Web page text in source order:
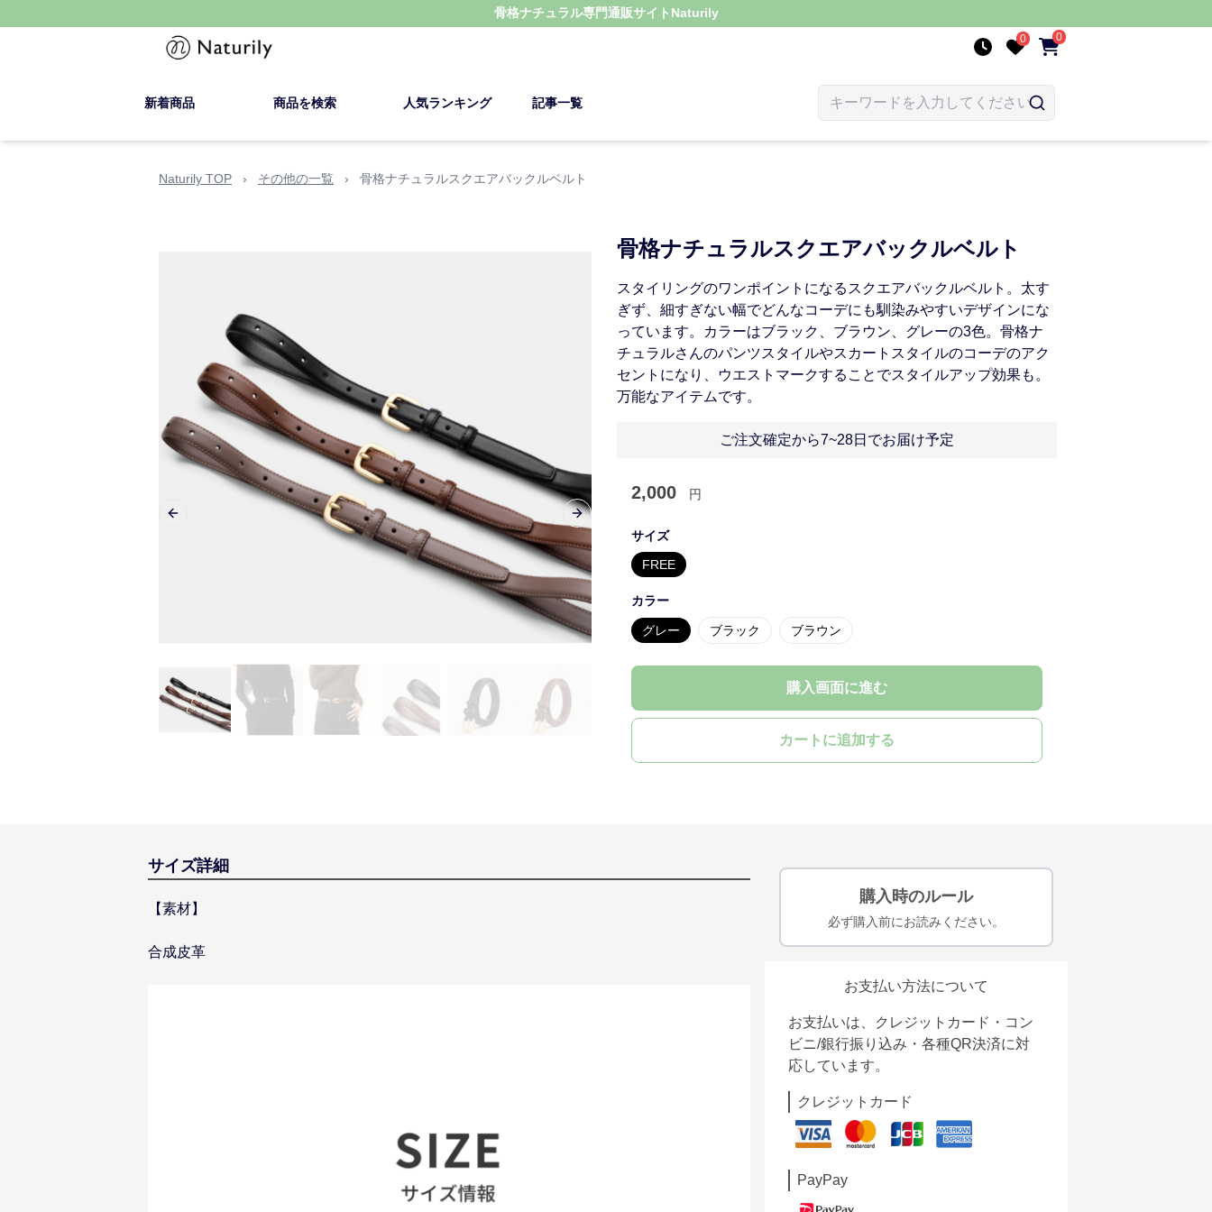
骨格ナチュラル専門通販サイト Naturily
0 0
新着商品 商品を検索 人気ランキング 記事一覧
Naturily TOP › その他の一覧 › 骨格ナチュラルスクエアバックルベルト
Previous slide Next slide
骨格ナチュラルスクエアバックルベルト
スタイリングのワンポイントになるスクエアバックルベルト。太す
ぎず、細すぎない幅でどんなコーデにも馴染みやすいデザインにな
っています。カラーはブラック、ブラウン、グレーの3色。骨格ナ
チュラルさんのパンツスタイルやスカートスタイルのコーデのアク
セントになり、ウエストマークすることでスタイルアップ効果も。
万能なアイテムです。
ご注文確定から7~28日でお届け予定
2,000 円
サイズ
FREE
カラー
グレー ブラック ブラウン
購入画面に進む
カートに追加する
サイズ詳細
【素材】
合成皮革
購入時のルール
必ず購入前にお読みください。
お支払い方法について
お支払いは、クレジットカード・コン
ビニ/銀行振り込み・各種QR決済に対
応しています。
クレジットカード
PayPay